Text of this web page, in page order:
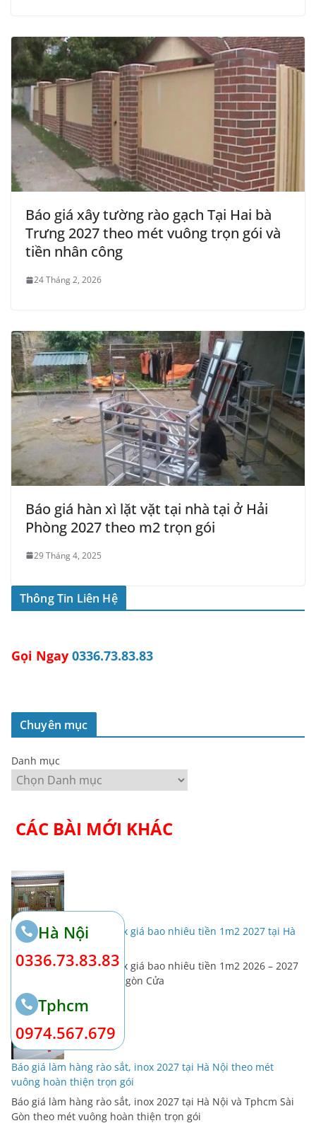
Báo giá xây tường rào gạch Tại Hai bà
Trưng 2027 theo mét vuông trọn gói và
tiền nhân công
24 Tháng 2, 2026
Báo giá hàn xì lặt vặt tại nhà tại ở Hải
Phòng 2027 theo m2 trọn gói
29 Tháng 4, 2025
Thông Tin Liên Hệ
Gọi Ngay 0336.73.83.83
Chuyên mục
Danh mục
CÁC BÀI MỚI KHÁC
Chi phí làm cửa sắt, inox giá bao nhiêu tiền 1m2 2027 tại Hà
Nội và Tphcm sài gòn
Chi phí làm cửa sắt, inox giá bao nhiêu tiền 1m2 2026 – 2027
tại Hà Nội và Tphcm sài gòn Cửa
Báo giá làm hàng rào sắt, inox 2027 tại Hà Nội theo mét
vuông hoàn thiện trọn gói
Báo giá làm hàng rào sắt, inox 2027 tại Hà Nội và Tphcm Sài
Gòn theo mét vuông hoàn thiện trọn gói
Hà Nội
0336.73.83.83
Tphcm
0974.567.679